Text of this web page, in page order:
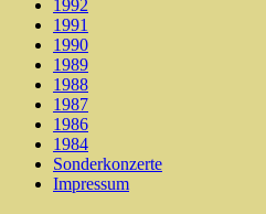
1992
1991
1990
1989
1988
1987
1986
1984
Sonderkonzerte
Impressum